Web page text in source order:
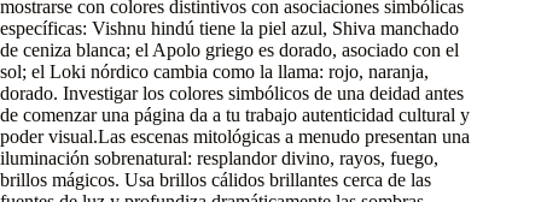
mostrarse con colores distintivos con asociaciones simbólicas
específicas: Vishnu hindú tiene la piel azul, Shiva manchado
de ceniza blanca; el Apolo griego es dorado, asociado con el
sol; el Loki nórdico cambia como la llama: rojo, naranja,
dorado. Investigar los colores simbólicos de una deidad antes
de comenzar una página da a tu trabajo autenticidad cultural y
poder visual.Las escenas mitológicas a menudo presentan una
iluminación sobrenatural: resplandor divino, rayos, fuego,
brillos mágicos. Usa brillos cálidos brillantes cerca de las